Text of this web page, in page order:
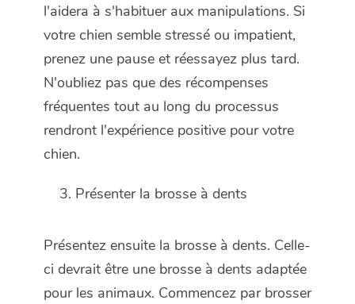
l'aidera à s'habituer aux manipulations. Si
votre chien semble stressé ou impatient,
prenez une pause et réessayez plus tard.
N'oubliez pas que des récompenses
fréquentes tout au long du processus
rendront l'expérience positive pour votre
chien.
Présenter la brosse à dents
Présentez ensuite la brosse à dents. Celle-
ci devrait être une brosse à dents adaptée
pour les animaux. Commencez par brosser